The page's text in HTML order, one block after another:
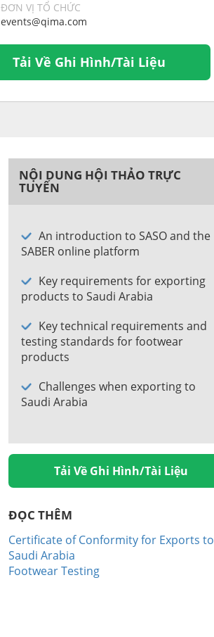
ĐƠN VỊ TỔ CHỨC
events@qima.com
Tải Về Ghi Hình/Tài Liệu
NỘI DUNG HỘI THẢO TRỰC
TUYẾN
An introduction to SASO and the
SABER online platform
Key requirements for exporting
products to Saudi Arabia
Key technical requirements and
testing standards for footwear
products
Challenges when exporting to
Saudi Arabia
Tải Về Ghi Hình/Tài Liệu
ĐỌC THÊM
Certificate of Conformity for Exports to
Saudi Arabia
Footwear Testing